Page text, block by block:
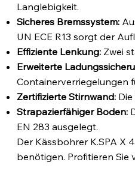
Langlebigkeit.​
Sicheres Bremssystem:
UN ECE R13 sorgt der
Effiziente Lenkung: Zwei
Erweiterte
Containerverriegelungen
Zertifizierte Stirnwand:
Strapazierfähiger Boden:
EN 283 ausgelegt.​
Der Kässbohrer K.SPA X
benötigen. Profitieren